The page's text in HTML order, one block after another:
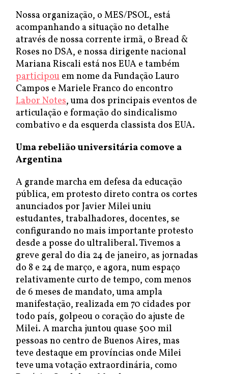
Nossa organização, o MES/PSOL, está
acompanhando a situação no detalhe
através de nossa corrente irmã, o Bread &
Roses no DSA, e nossa dirigente nacional
Mariana Riscali está nos EUA e também
participou em nome da Fundação Lauro
Campos e Mariele Franco do encontro
Labor Notes, uma dos principais eventos de
articulação e formação do sindicalismo
combativo e da esquerda classista dos EUA.
Uma rebelião universitária comove a
Argentina
A grande marcha em defesa da educação
pública, em protesto direto contra os cortes
anunciados por Javier Milei uniu
estudantes, trabalhadores, docentes, se
configurando no mais importante protesto
desde a posse do ultraliberal. Tivemos a
greve geral do dia 24 de janeiro, as jornadas
do 8 e 24 de março, e agora, num espaço
relativamente curto de tempo, com menos
de 6 meses de mandato, uma ampla
manifestação, realizada em 70 cidades por
todo país, golpeou o coração do ajuste de
Milei. A marcha juntou quase 500 mil
pessoas no centro de Buenos Aires, mas
teve destaque em províncias onde Milei
teve uma votação extraordinária, como